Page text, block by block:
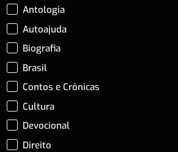
Antologia
Autoajuda
Biografia
Brasil
Contos e Crônicas
Cultura
Devocional
Direito